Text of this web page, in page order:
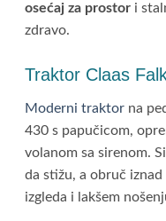
osećaj za prostor i
zdravo.
Traktor Claas
Moderni traktor na
430 s papučicom,
volanom sa sirenom.
da stižu, a obruč
izgleda i lakšem